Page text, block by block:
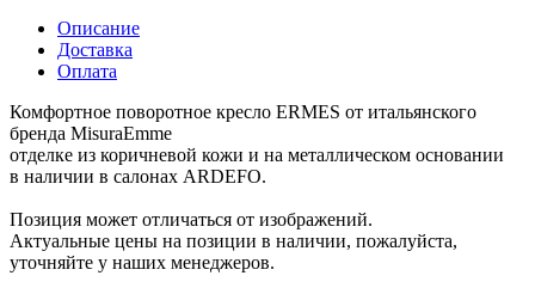
Описание
Доставка
Оплата
Комфортное поворотное кресло ERMES от итальянского
бренда MisuraEmme
отделке из коричневой кожи и на металлическом основании
в наличии в салонах ARDEFO.
Позиция может отличаться от изображений.
Актуальные цены на позиции в наличии, пожалуйста,
уточняйте у наших менеджеров.